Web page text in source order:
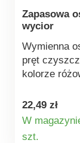
Zapasowa
wycior
Wymienna
pręt
kolorze
22,49 zł
W
szt.